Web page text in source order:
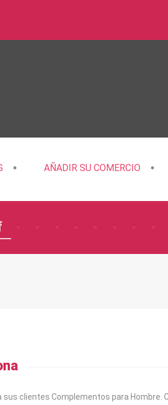
AÑADIR SU COMERCIO
clientes Complementos para Hombre.